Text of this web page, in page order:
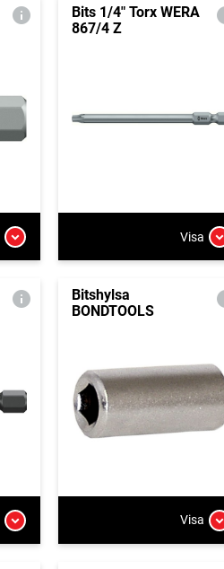
Bits 1/4" Torx WERA
867/4 Z
Visa
Bitshylsa
BONDTOOLS
Visa